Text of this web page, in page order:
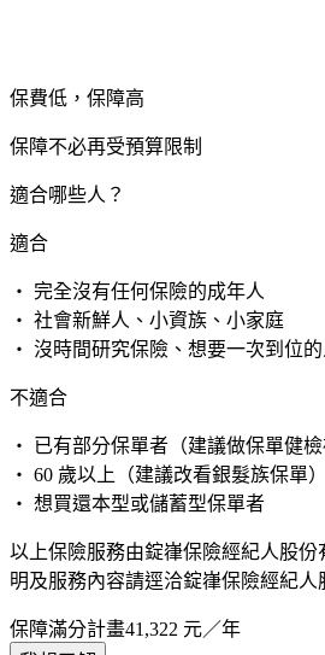
保費低，保障高
保障不必再受預算限制
適合哪些人？
適合
・ 完全沒有任何保險的成年人
・ 社會新鮮人、小資族、小家庭
・ 沒時間研究保險、想要一次到位的
不適合
・ 已有部分保單者（建議做保單健檢
・ 60 歲以上（建議改看銀髮族保單）
・ 想買還本型或儲蓄型保單者
以上保險服務由錠嵂保險經紀人股
明及服務內容請逕洽錠嵂保險經紀人
保障滿分計畫41,322 元／年